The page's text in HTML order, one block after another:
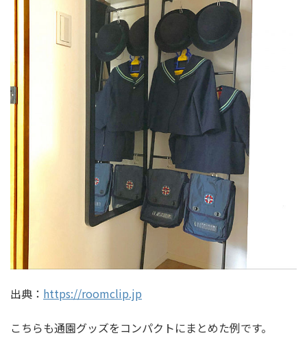
出典： https://roomclip.jp
こちらも通園グッズをコンパクトにまとめた例です。